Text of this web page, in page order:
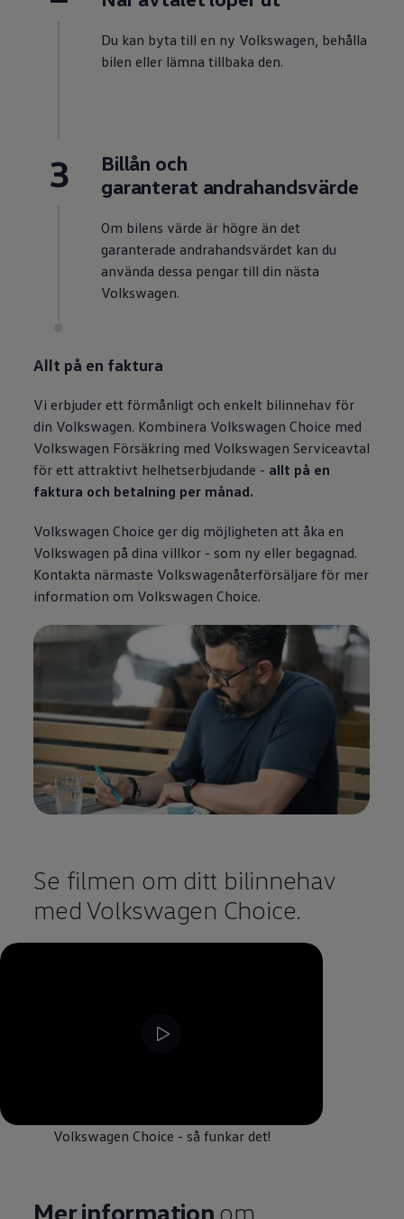
Du kan byta till en ny Volkswagen, behålla
bilen eller lämna tillbaka den.
3
Billån och
garanterat andrahandsvärde
Om bilens värde är högre än det
garanterade andrahandsvärdet kan du
använda dessa pengar till din nästa
Volkswagen.
Allt på en faktura
Vi erbjuder ett förmånligt och enkelt bilinnehav för
din Volkswagen. Kombinera Volkswagen Choice med
Volkswagen Försäkring med Volkswagen Serviceavtal
för ett attraktivt helhetserbjudande - allt på en
faktura och betalning per månad.
Volkswagen Choice ger dig möjligheten att åka en
Volkswagen på dina villkor - som ny eller begagnad.
Kontakta närmaste Volkswagenåterförsäljare för mer
information om Volkswagen Choice.
Se filmen om ditt bilinnehav
med Volkswagen Choice.
återstående tid, --:--
Volkswagen Choice - så funkar det!
Mer information om